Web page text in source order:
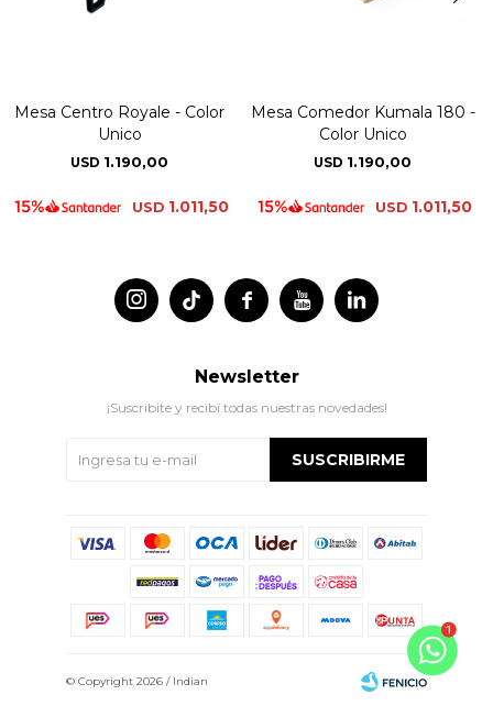
Mesa Centro Royale - Color
Unico
USD 1.190,00
USD 1.011,50
Mesa Comedor Kumala 180 -
Color Unico
USD 1.190,00
USD 1.011,50
 
 
Newsletter
¡Suscribite y recibí todas nuestras novedades!
SUSCRIBIRME
© Copyright 2026 / Indian